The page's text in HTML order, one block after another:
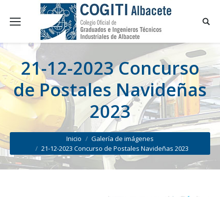
21-12-2023 Concurso
de Postales Navideñas
2023
You are here:
Inicio
Galería de imágenes
21-12-2023 Concurso de Postales Navideñas 2023